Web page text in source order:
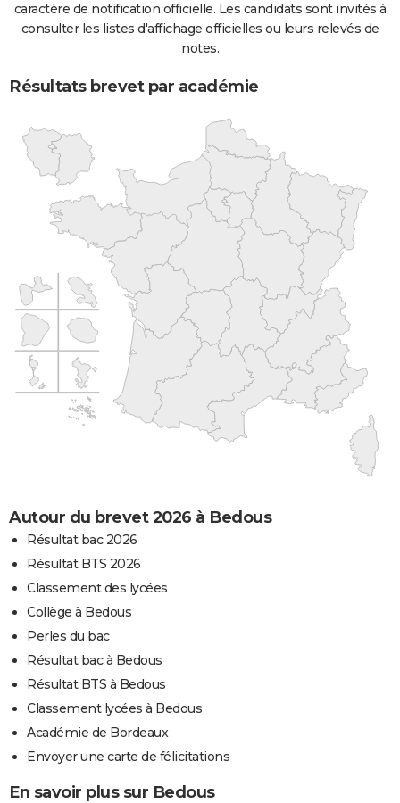
caractère de notification officielle. Les candidats sont invités à
consulter les listes d'affichage officielles ou leurs relevés de
notes.
Résultats brevet par académie
Autour du brevet 2026 à Bedous
Résultat bac 2026
Résultat BTS 2026
Classement des lycées
Collège à Bedous
Perles du bac
Résultat bac à Bedous
Résultat BTS à Bedous
Classement lycées à Bedous
Académie de Bordeaux
Envoyer une carte de félicitations
En savoir plus sur Bedous